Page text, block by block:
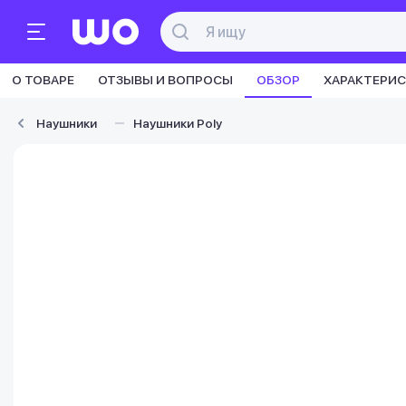
О ТОВАРЕ ОТЗЫВЫ И ВОПРОСЫ ОБЗОР
Наушники Наушники Poly